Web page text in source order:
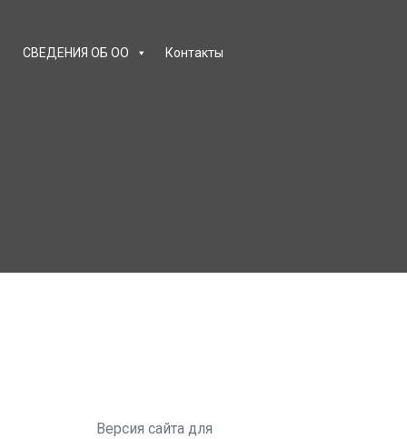
СВЕДЕНИЯ ОБ ОО Контакты
Версия сайта для